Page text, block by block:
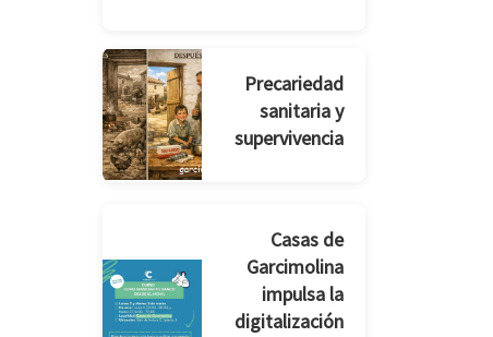
Precariedad
sanitaria y
supervivencia
Casas de
Garcimolina
impulsa la
digitalización